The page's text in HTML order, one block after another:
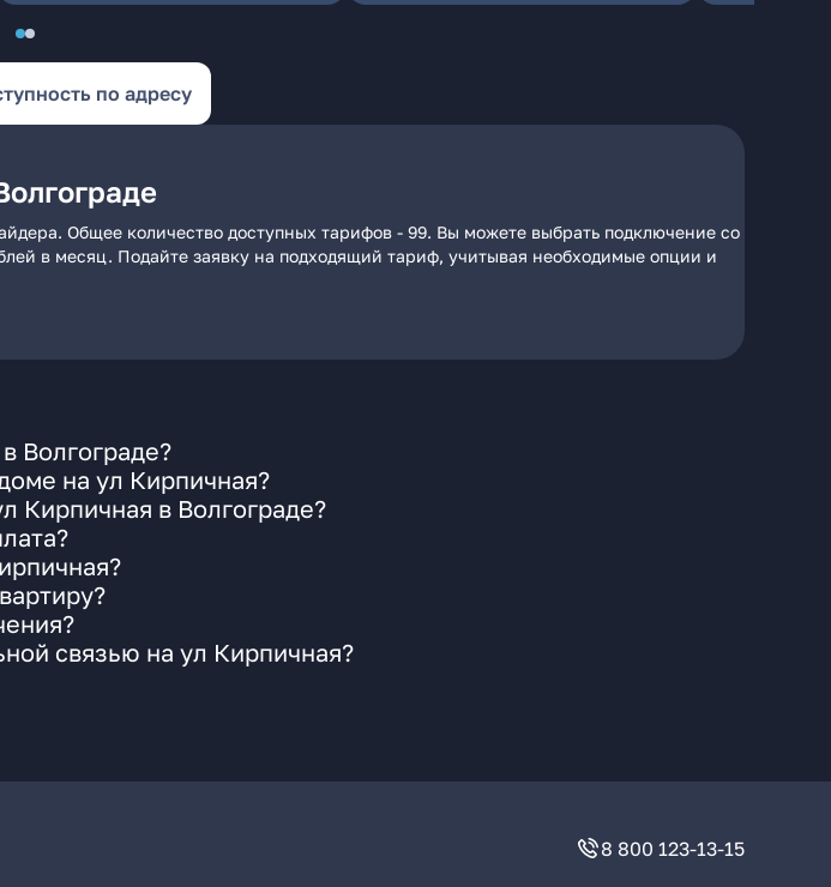
по адресу
Общее количество доступных тарифов - 99. Вы можете выбрать подключение со
в месяц. Подайте заявку на подходящий тариф, учитывая необходимые опции и
Волгограде?
на ул Кирпичная?
Кирпичная в Волгограде?
связью на ул Кирпичная?
8 800 123-13-15